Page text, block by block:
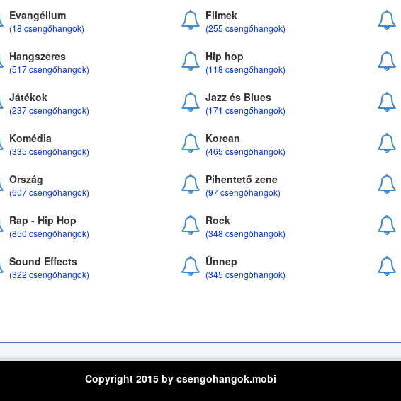
Evangélium
(18 csengőhangok)
Filmek
(255 csengőhangok)
Hangszeres
(517 csengőhangok)
Hip hop
(118 csengőhangok)
Játékok
(237 csengőhangok)
Jazz és Blues
(171 csengőhangok)
Komédia
(335 csengőhangok)
Korean
(465 csengőhangok)
Ország
(607 csengőhangok)
Pihentető zene
(97 csengőhangok)
Rap - Hip Hop
(850 csengőhangok)
Rock
(348 csengőhangok)
Sound Effects
(322 csengőhangok)
Ünnep
(345 csengőhangok)
Copyright 2015 by csengohangok.mobi